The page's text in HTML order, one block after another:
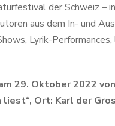
der Schweiz –
aus dem In- und
Lyrik-
29. Oktober 2022
Ort: Karl der